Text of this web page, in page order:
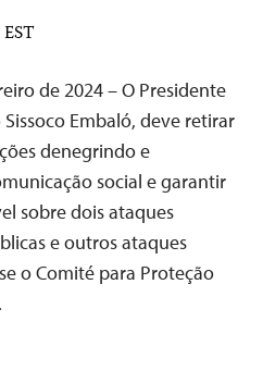
de 2024 – O Presidente
Embaló, deve retirar
denegrindo e
social e garantir
sobre dois ataques
e outros ataques
o Comité para Proteção